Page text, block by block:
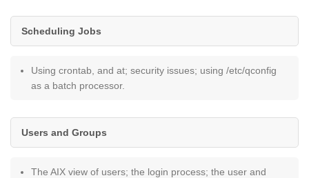
Scheduling Jobs
Using crontab, and at; security issues; using /etc/qconfig
as a batch processor.
Users and Groups
The AIX view of users; the login process; the user and